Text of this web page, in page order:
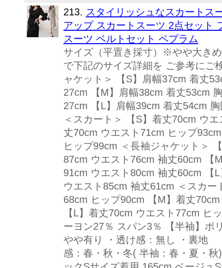
213. スタイリッシュなスカートス
アップ スカートスーツ 2点セット
スーツ ベルトセット ペプラム
サイズ（平置き採寸）※やや大き
で下記のサイズ詳細を ご参考に
ャケット＞ 【S】肩幅37cm 着丈
27cm 【M】肩幅38cm 着丈53cm
27cm 【L】肩幅39cm 着丈54cm
＜スカート＞ 【S】着丈70cm ウ
丈70cm ウエスト71cm ヒップ
ヒップ99cm ＜長袖ジャケット＞
87cm ウエスト76cm 袖丈60cm 【
91cm ウエスト80cm 袖丈60cm 【
ウエスト85cm 袖丈61cm ＜スカ
68cm ヒップ90cm 【M】着丈
【L】着丈70cm ウエスト77cm ヒ
ーヨン27％ スパン3％ 【半袖】ポ
やや有り ・透け感：無し ・裏地
感：春・秋・冬( 半袖：春・夏・